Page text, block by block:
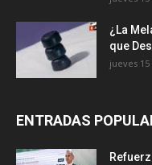
¿La
que
jueves
ENTRADAS